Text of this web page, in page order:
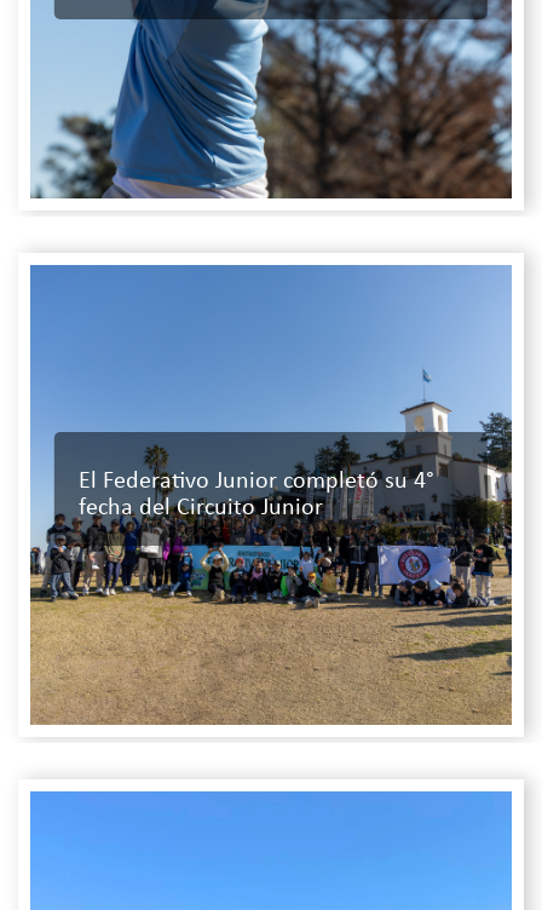
El Federativo Junior completó su 4°
fecha del Circuito Junior